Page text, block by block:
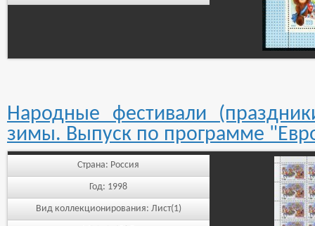
Народные фестивали
зимы. Выпуск по программе
Страна: Россия
Год: 1998
Вид коллекционирования: Лист(1)